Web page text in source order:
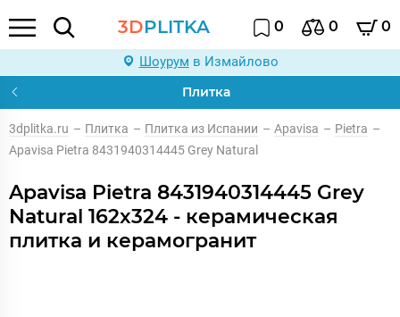
3DPLITKA 0 0 0
Шоурум в Измайлово
Плитка
3dplitka.ru – Плитка – Плитка из Испании – Apavisa – Pietra –
Apavisa Pietra 8431940314445 Grey Natural
Apavisa Pietra 8431940314445 Grey
Natural 162x324 - керамическая
плитка и керамогранит